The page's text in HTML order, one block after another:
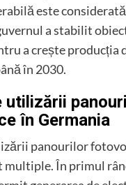
este
a stabilit
a crește producția
în 2030.
utilizării
în Germania
panourilor
multiple. În primul